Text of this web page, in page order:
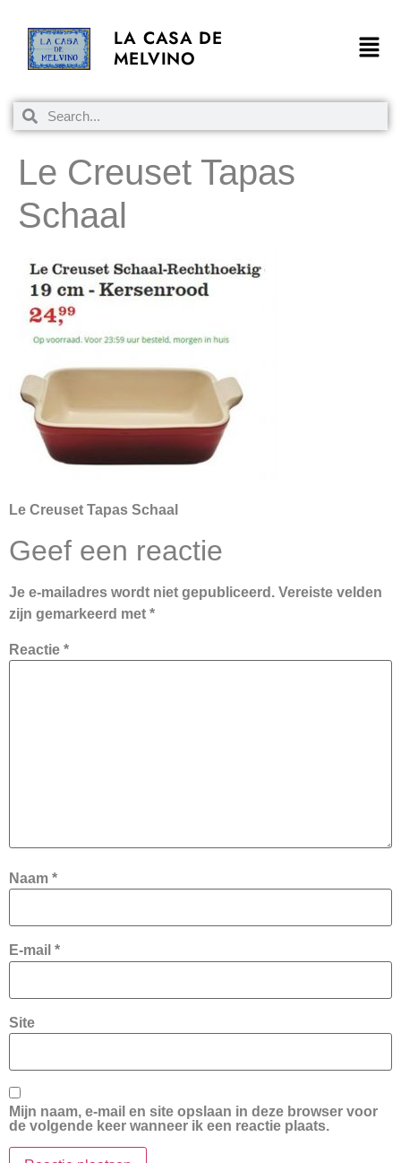
LA CASA DE
MELVINO
Le Creuset Tapas
Schaal
Le Creuset Tapas Schaal
Geef een reactie
Je e-mailadres wordt niet gepubliceerd. Vereiste velden
zijn gemarkeerd met *
Reactie *
Naam *
E-mail *
Site
Mijn naam, e-mail en site opslaan in deze browser voor
de volgende keer wanneer ik een reactie plaats.